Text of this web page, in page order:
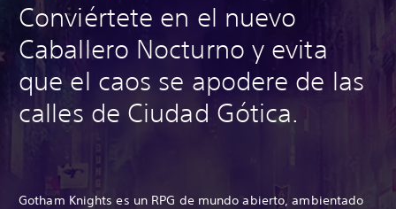
Conviértete en el nuevo
Caballero Nocturno y evita
que el caos se apodere de las
calles de Ciudad Gótica.
Gotham Knights es un RPG de mundo abierto, ambientado